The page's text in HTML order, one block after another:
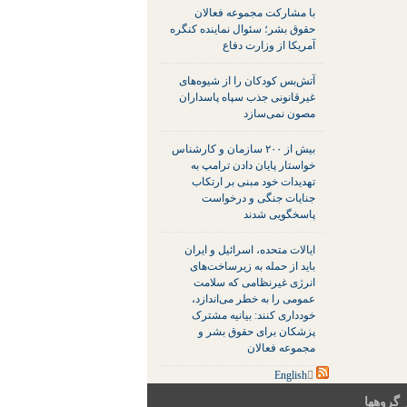
با مشارکت مجموعه فعالان
حقوق بشر؛ سئوال نماینده کنگره
آمریکا از وزارت دفاع
آتش‌بس کودکان را از شیوه‌های
غیرقانونی جذب سپاه پاسداران
مصون نمی‌سازد
بیش از ۲۰۰ سازمان و کارشناس
خواستار پایان دادن ترامپ به
تهدیدات خود مبنی بر ارتکاب
جنایات جنگی و درخواست
پاسخگویی شدند
ایالات متحده، اسرائیل و ایران
باید از حمله به زیرساخت‌های
انرژی غیرنظامی که سلامت
عمومی را به خطر می‌اندازد،
خودداری کنند: بیانیه مشترک
پزشکان برای حقوق بشر و
مجموعه فعالان
گروهها